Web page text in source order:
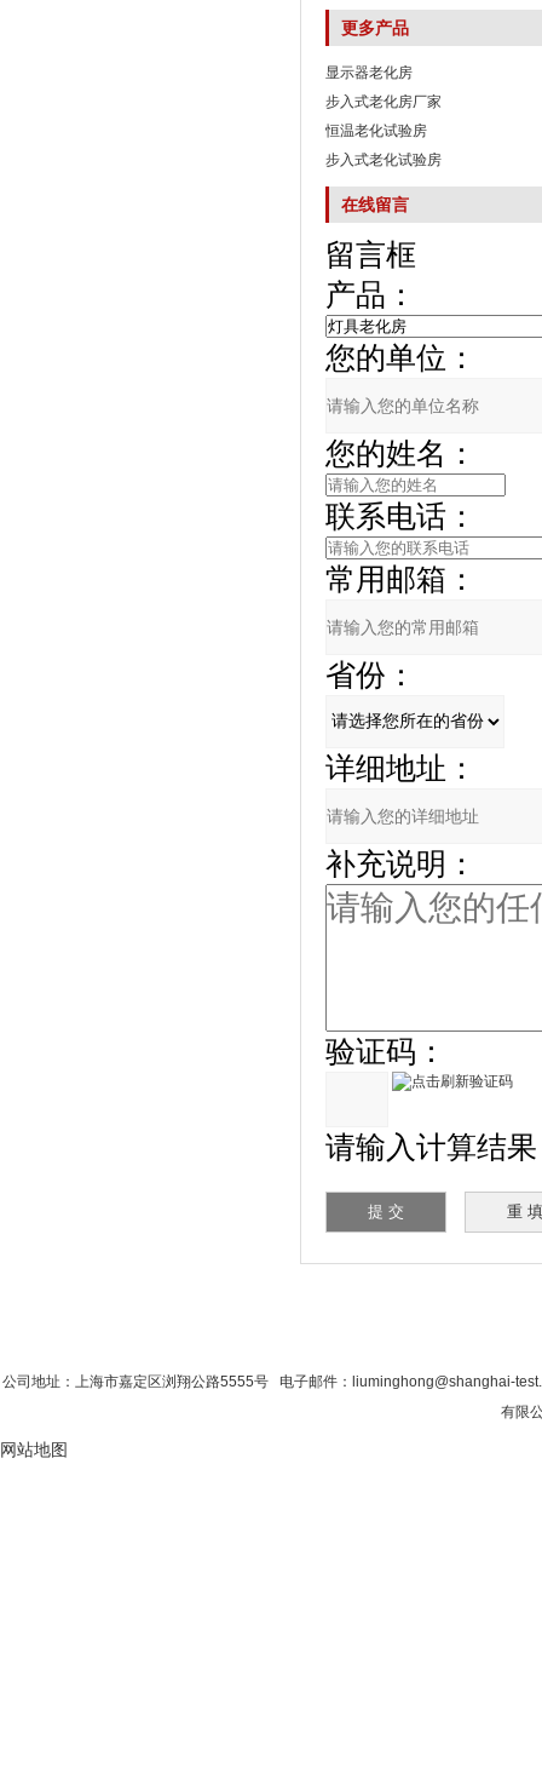
更多产品
显示器老化房
步入式老化房厂家
恒温老化试验房
步入式老化试验房
在线留言
留言框
产品：
您的单位：
您的姓名：
联系电话：
常用邮箱：
省份：
详细地址：
补充说明：
验证码：
请输入计算结果
公司地址：上海市嘉定区浏翔公路5555号 电子邮件：liuminghong@shanghai-
有限公
网站地图